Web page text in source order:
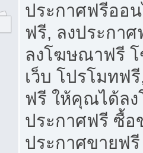
ประกาศฟรีออ
ฟรี, ลงประกา
ลงโฆษณาฟรี
เว็บ โปรโมทฟ
ฟรี ให้คุณได้ล
ประกาศฟรี ซื้อ
ประกาศขายฟรี